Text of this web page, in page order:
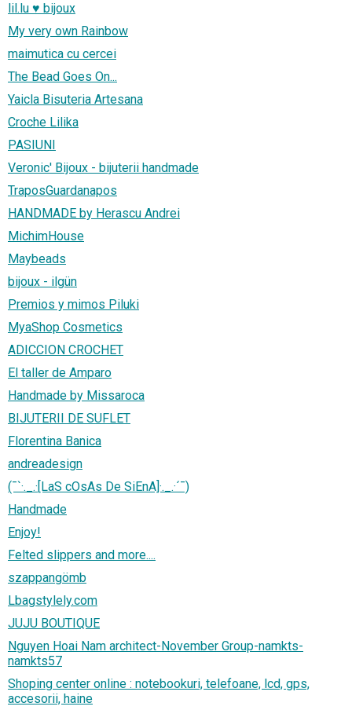
lil.lu ♥ bijoux
My very own Rainbow
maimutica cu cercei
The Bead Goes On...
Yaicla Bisuteria Artesana
Croche Lilika
PASIUNI
Veronic' Bijoux - bijuterii handmade
TraposGuardanapos
HANDMADE by Herascu Andrei
MichimHouse
Maybeads
bijoux - ilgün
Premios y mimos Piluki
MyaShop Cosmetics
ADICCION CROCHET
El taller de Amparo
Handmade by Missaroca
BIJUTERII DE SUFLET
Florentina Banica
andreadesign
(¯`·._.·[LaS cOsAs De SiEnA]·._.·´¯)
Handmade
Enjoy!
Felted slippers and more....
szappangömb
Lbagstylely.com
JUJU BOUTIQUE
Nguyen Hoai Nam architect-November Group-namkts-
namkts57
Shoping center online : notebookuri, telefoane, lcd, gps,
accesorii, haine